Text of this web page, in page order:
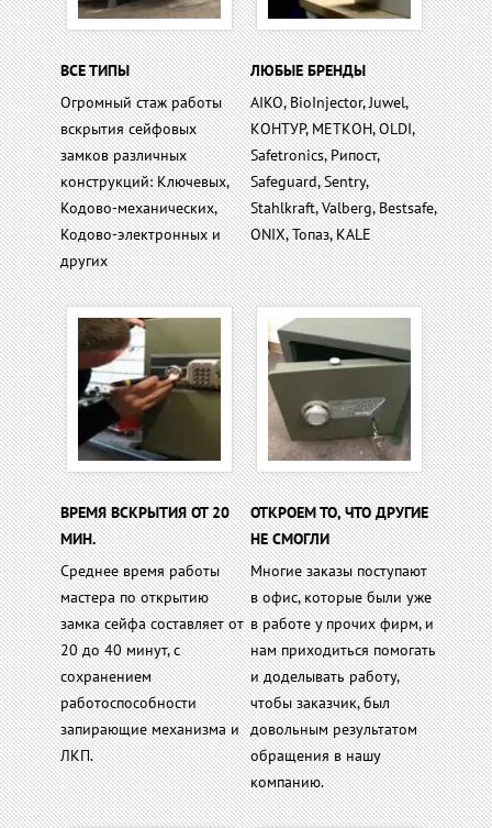
ВСЕ ТИПЫ
Огромный стаж работы
вскрытия сейфовых
замков различных
конструкций: Ключевых,
Кодово-механических,
Кодово-электронных и
других
ЛЮБЫЕ БРЕНДЫ
AIKO, BioInjector, Juwel,
КОНТУР, МЕТКОН, OLDI,
Safetronics, Рипост,
Safeguard, Sentry,
Stahlkraft, Valberg, Bestsafe,
ONIX, Топаз, KALE
ВРЕМЯ ВСКРЫТИЯ ОТ 20
МИН.
Среднее время работы
мастера по открытию
замка сейфа составляет от
20 до 40 минут, с
сохранением
работоспособности
запирающие механизма и
ЛКП.
ОТКРОЕМ ТО, ЧТО ДРУГИЕ
НЕ СМОГЛИ
Многие заказы поступают
в офис, которые были уже
в работе у прочих фирм, и
нам приходиться помогать
и доделывать работу,
чтобы заказчик, был
довольным результатом
обращения в нашу
компанию.